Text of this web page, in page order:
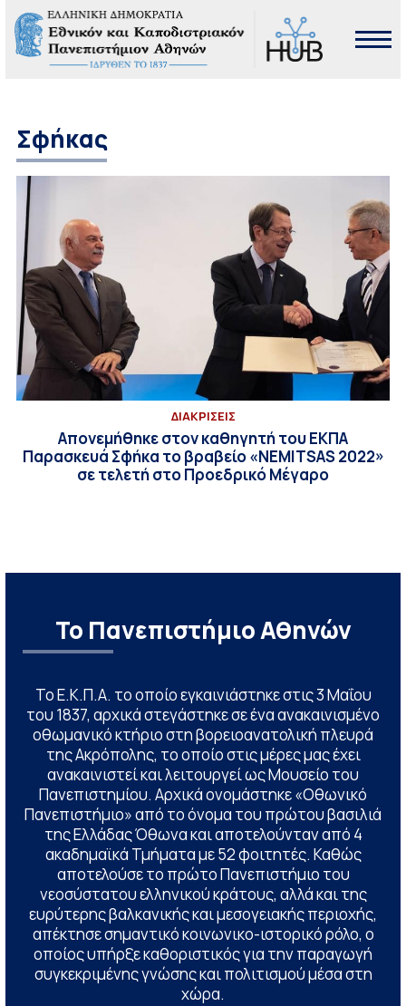
Σφήκας
ΔΙΑΚΡΙΣΕΙΣ
Απονεμήθηκε στον καθηγητή του ΕΚΠΑ
Παρασκευά Σφήκα το βραβείο «NEMITSAS 2022»
σε τελετή στο Προεδρικό Μέγαρο
Το Πανεπιστήμιο Αθηνών
Το Ε.Κ.Π.Α. το οποίο εγκαινιάστηκε στις 3 Μαΐου
του 1837, αρχικά στεγάστηκε σε ένα ανακαινισμένο
οθωμανικό κτήριο στη βορειοανατολική πλευρά
της Ακρόπολης, το οποίο στις μέρες μας έχει
ανακαινιστεί και λειτουργεί ως Μουσείο του
Πανεπιστημίου. Αρχικά ονομάστηκε «Οθωνικό
Πανεπιστήμιο» από το όνομα του πρώτου βασιλιά
της Ελλάδας Όθωνα και αποτελούνταν από 4
ακαδημαϊκά Τμήματα με 52 φοιτητές. Καθώς
αποτελούσε το πρώτο Πανεπιστήμιο του
νεοσύστατου ελληνικού κράτους, αλλά και της
ευρύτερης βαλκανικής και μεσογειακής περιοχής,
απέκτησε σημαντικό κοινωνικο-ιστορικό ρόλο, ο
οποίος υπήρξε καθοριστικός για την παραγωγή
συγκεκριμένης γνώσης και πολιτισμού μέσα στη
χώρα.